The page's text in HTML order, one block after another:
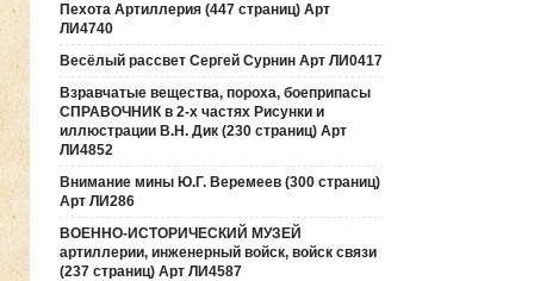
Пехота Артиллерия (447 страниц) Арт
ЛИ4740
Весёлый рассвет Сергей Сурнин Арт ЛИ0417
Взравчатые вещества, пороха, боеприпасы
СПРАВОЧНИК в 2-х частях Рисунки и
иллюстрации В.Н. Дик (230 страниц) Арт
ЛИ4852
Внимание мины Ю.Г. Веремеев (300 страниц)
Арт ЛИ286
ВОЕННО-ИСТОРИЧЕСКИЙ МУЗЕЙ
артиллерии, инженерный войск, войск связи
(237 страниц) Арт ЛИ4587